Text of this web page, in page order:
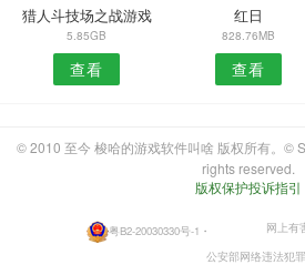
猎人斗技场之战游戏
5.85GB
查看
红日
828.76MB
查看
© 2010 至今 梭哈的游戏软件叫啥 版权所有。©
rights reserved.
版权保护投诉指引
粤B2-20030330号-1 ・
网上有
公安部网络违法犯